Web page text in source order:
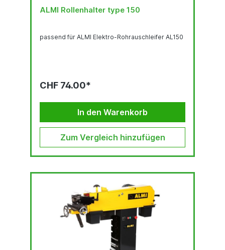
ALMI Rollenhalter type 150
passend für ALMI Elektro-Rohrauschleifer AL150
CHF 74.00*
In den Warenkorb
Zum Vergleich hinzufügen